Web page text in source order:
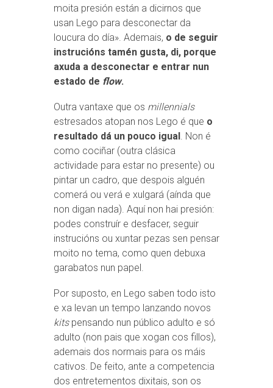
moita presión están a dicirnos que
usan Lego para desconectar da
loucura do día». Ademais, o de seguir
instrucións tamén gusta, di, porque
axuda a desconectar e entrar nun
estado de flow.
Outra vantaxe que os millennials
estresados atopan nos Lego é que o
resultado dá un pouco igual. Non é
como cociñar (outra clásica
actividade para estar no presente) ou
pintar un cadro, que despois alguén
comerá ou verá e xulgará (aínda que
non digan nada). Aquí non hai presión:
podes construír e desfacer, seguir
instrucións ou xuntar pezas sen pensar
moito no tema, como quen debuxa
garabatos nun papel.
Por suposto, en Lego saben todo isto
e xa levan un tempo lanzando novos
kitspensando nun público adulto e só
adulto (non pais que xogan cos fillos),
ademais dos normais para os máis
cativos. De feito, ante a competencia
dos entretementos dixitais, son os